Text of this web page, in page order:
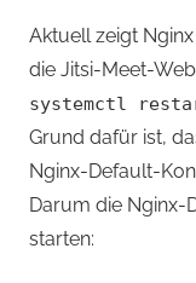
Aktuell zeigt
die Jitsi-Meet-
systemctl
Grund dafür ist,
Nginx-Default-
Darum die Nginx-
starten: